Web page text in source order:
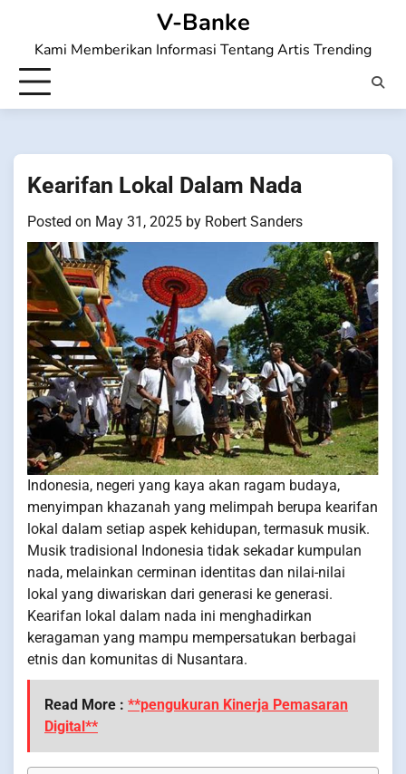
content
V-Banke
Kami Memberikan Informasi Tentang Artis Trending
Kearifan Lokal Dalam Nada
Posted on May 31, 2025 by Robert Sanders
Indonesia, negeri yang kaya akan ragam budaya,
menyimpan khazanah yang melimpah berupa kearifan
lokal dalam setiap aspek kehidupan, termasuk musik.
Musik tradisional Indonesia tidak sekadar kumpulan
nada, melainkan cerminan identitas dan nilai-nilai
lokal yang diwariskan dari generasi ke generasi.
Kearifan lokal dalam nada ini menghadirkan
keragaman yang mampu mempersatukan berbagai
etnis dan komunitas di Nusantara.
Read More : **pengukuran Kinerja Pemasaran
Digital**